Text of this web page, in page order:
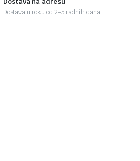
Dostava u roku od 2-5 radnih dana